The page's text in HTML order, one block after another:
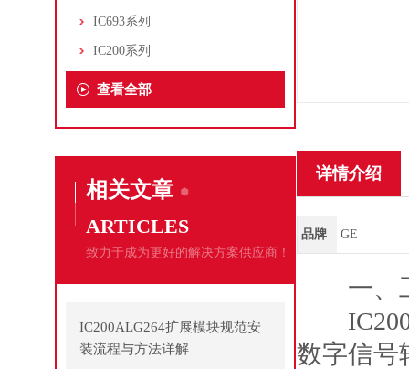
IC693系列
IC200系列
查看全部
相关文章
ARTICLES
致力于成为更好的解决方案供应商！
IC200ALG264扩展模块规范安
装流程与方法详解
详情介绍
品牌 GE
一、
数字信号